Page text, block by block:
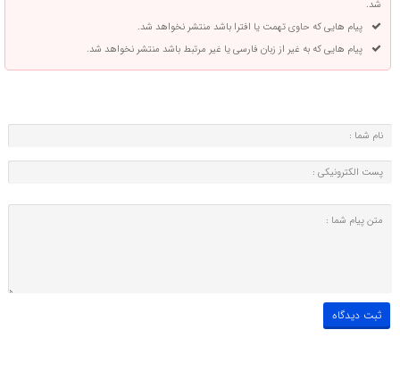
شد.
پیام هایی که حاوی تهمت یا افترا باشد منتشر نخواهد شد.
پیام هایی که به غیر از زبان فارسی یا غیر مرتبط باشد منتشر نخواهد شد.